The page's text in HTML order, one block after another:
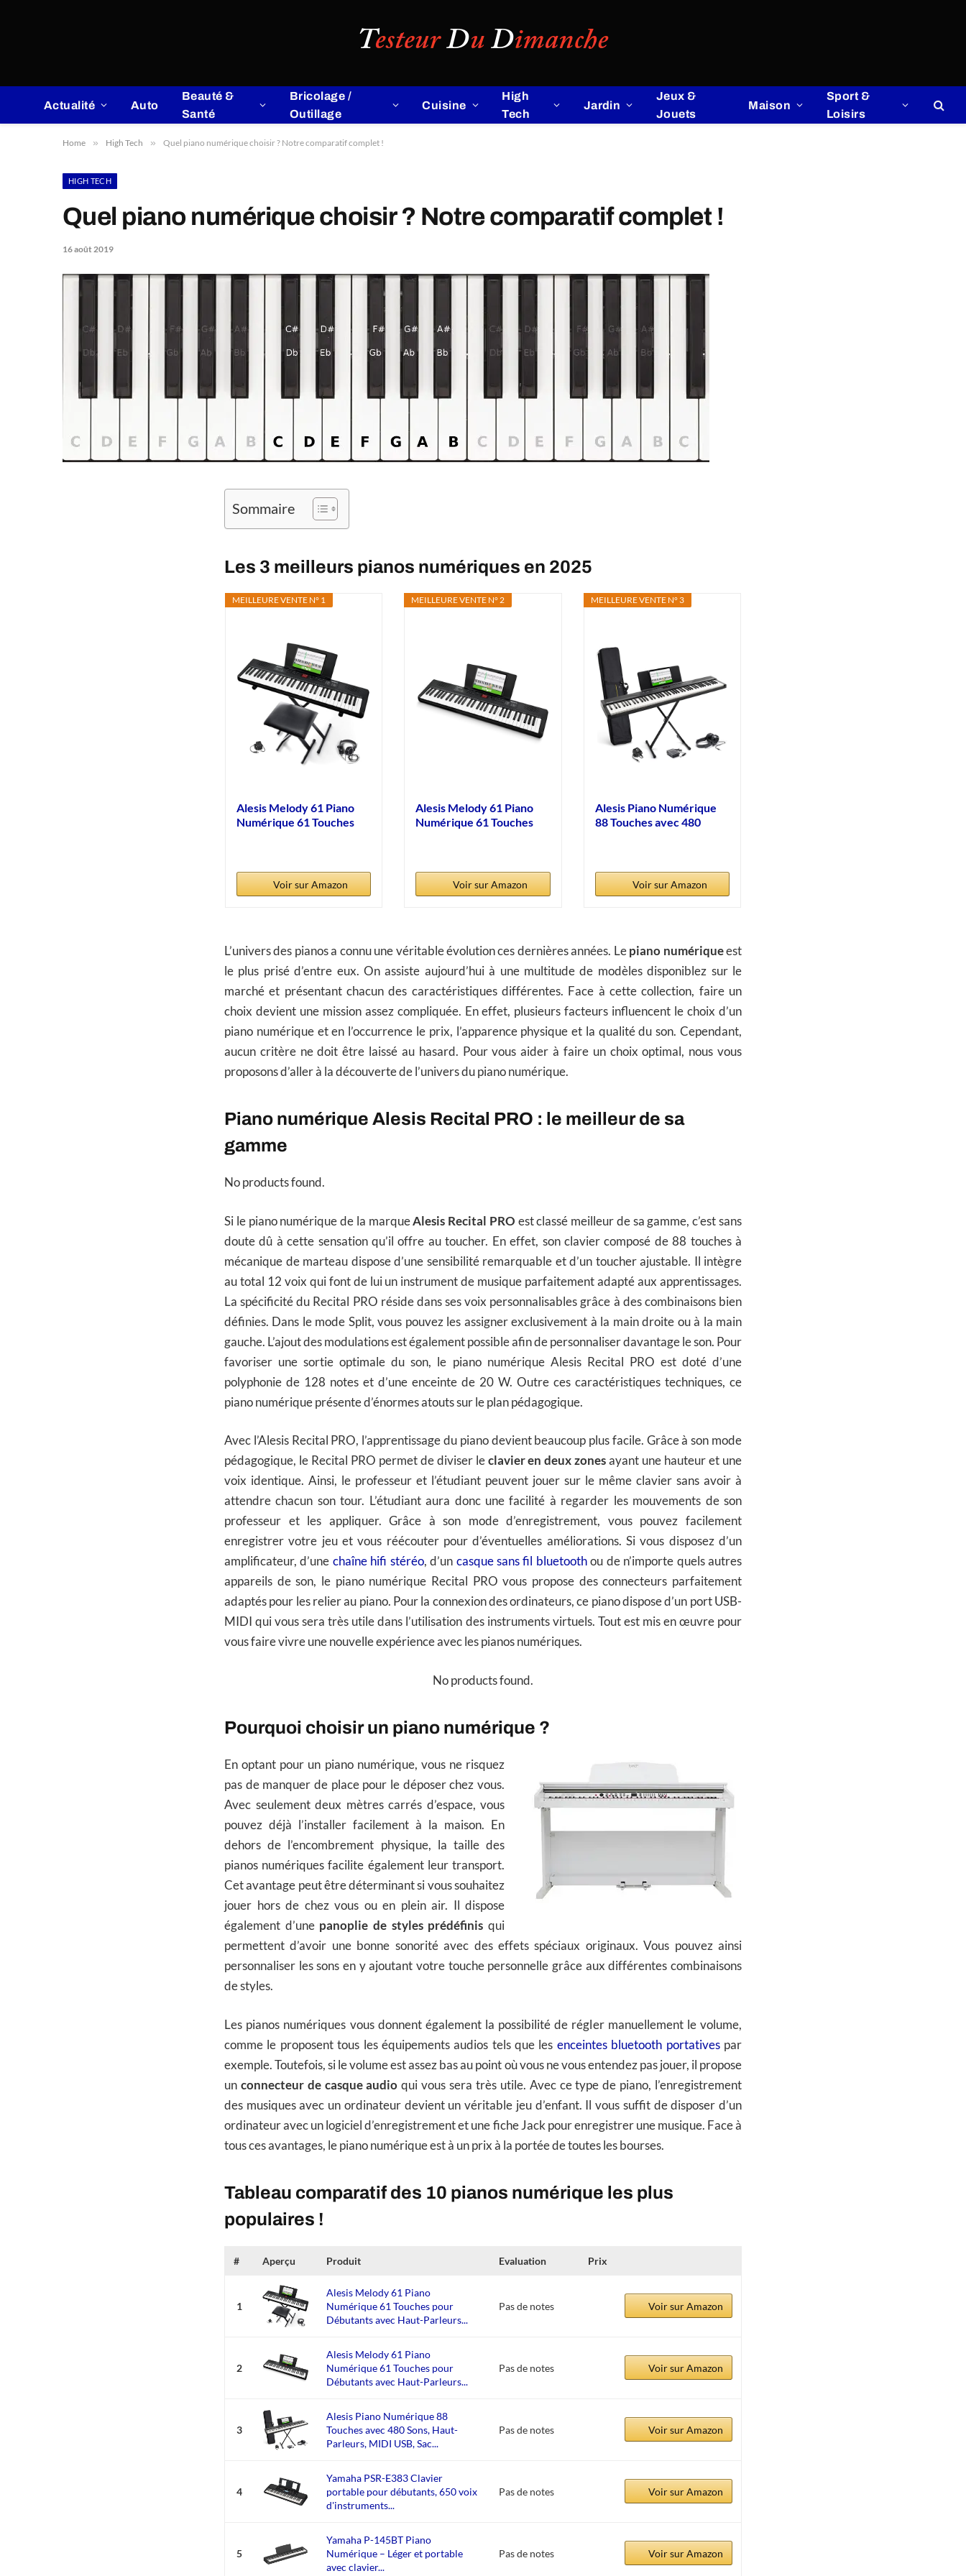
Actualité Auto
Beauté &
Santé
Bricolage /
Outillage
Cuisine
High
Tech
Jardin
Jeux &
Jouets
Maison
Sport &
Loisirs
Home » High Tech » Quel piano numérique choisir ? Notre comparatif complet !
HIGH TECH
Quel piano numérique choisir ? Notre comparatif complet !
16 août 2019
Sommaire
Les 3 meilleurs pianos numériques en 2025
MEILLEURE VENTE N° 1
Alesis Melody 61 Piano
Numérique 61 Touches
Voir sur Amazon
MEILLEURE VENTE N° 2
Alesis Melody 61 Piano
Numérique 61 Touches
Voir sur Amazon
MEILLEURE VENTE N° 3
Alesis Piano Numérique
88 Touches avec 480
Voir sur Amazon
L’univers des pianos a connu une véritable évolution ces dernières années. Le piano numériqueest
le plus prisé d’entre eux. On assiste aujourd’hui à une multitude de modèles disponiblez sur le
marché et présentant chacun des caractéristiques différentes. Face à cette collection, faire un
choix devient une mission assez compliquée. En effet, plusieurs facteurs influencent le choix d’un
piano numérique et en l’occurrence le prix, l’apparence physique et la qualité du son. Cependant,
aucun critère ne doit être laissé au hasard. Pour vous aider à faire un choix optimal, nous vous
proposons d’aller à la découverte de l’univers du piano numérique.
Piano numérique Alesis Recital PRO : le meilleur de sa
gamme
No products found.
Si le piano numérique de la marqueAlesis Recital PRO est classé meilleur de sa gamme, c’est sans
doute dû à cette sensation qu’il offre au toucher. En effet, son clavier composé de 88 touches à
mécanique de marteau dispose d’une sensibilité remarquable et d’un toucher ajustable. Il intègre
au total 12 voix qui font de lui un instrument de musique parfaitement adapté aux apprentissages.
La spécificité du Recital PRO réside dans ses voix personnalisables grâce à des combinaisons bien
définies. Dans le mode Split, vous pouvez les assigner exclusivement à la main droite ou à la main
gauche. L’ajout des modulations est également possible afin de personnaliser davantage le son. Pour
favoriser une sortie optimale du son, le piano numérique Alesis Recital PRO est doté d’une
polyphonie de 128 notes et d’une enceinte de 20 W. Outre ces caractéristiques techniques, ce
piano numérique présente d’énormes atouts sur le plan pédagogique.
Avec l’Alesis Recital PRO, l’apprentissage du piano devient beaucoup plus facile. Grâce à son mode
pédagogique, le Recital PRO permet de diviser le clavier en deux zones ayant une hauteur et une
voix identique. Ainsi, le professeur et l’étudiant peuvent jouer sur le même clavier sans avoir à
attendre chacun son tour. L’étudiant aura donc une facilité à regarder les mouvements de son
professeur et les appliquer. Grâce à son mode d’enregistrement, vous pouvez facilement
enregistrer votre jeu et vous réécouter pour d’éventuelles améliorations. Si vous disposez d’un
amplificateur, d’une chaîne hifi stéréo, d’un casque sans fil bluetoothou de n’importe quels autres
appareils de son, le piano numérique Recital PRO vous propose des connecteurs parfaitement
adaptés pour les relier au piano. Pour la connexion des ordinateurs, ce piano dispose d’un port USB-
MIDI qui vous sera très utile dans l’utilisation des instruments virtuels. Tout est mis en œuvre pour
vous faire vivre une nouvelle expérience avec les pianos numériques.
No products found.
Pourquoi choisir un piano numérique ?
En optant pour un piano numérique, vous ne risquez
pas de manquer de place pour le déposer chez vous.
Avec seulement deux mètres carrés d’espace, vous
pouvez déjà l’installer facilement à la maison. En
dehors de l’encombrement physique, la taille des
pianos numériques facilite également leur transport.
Cet avantage peut être déterminant si vous souhaitez
jouer hors de chez vous ou en plein air. Il dispose
également d’une panoplie de styles prédéfinis qui
permettent d’avoir une bonne sonorité avec des effets spéciaux originaux. Vous pouvez ainsi
personnaliser les sons en y ajoutant votre touche personnelle grâce aux différentes combinaisons
de styles.
Les pianos numériques vous donnent également la possibilité de régler manuellement le volume,
comme le proposent tous les équipements audios tels que les enceintes bluetooth portativespar
exemple. Toutefois, si le volume est assez bas au point où vous ne vous entendez pas jouer, il propose
un connecteur de casque audio qui vous sera très utile. Avec ce type de piano, l’enregistrement
des musiques avec un ordinateur devient un véritable jeu d’enfant. Il vous suffit de disposer d’un
ordinateur avec un logiciel d’enregistrement et une fiche Jack pour enregistrer une musique. Face à
tous ces avantages, le piano numérique est à un prix à la portée de toutes les bourses.
Tableau comparatif des 10 pianos numérique les plus
populaires !
# Aperçu Produit Evaluation Prix
1
Alesis Melody 61 Piano
Numérique 61 Touches pour
Débutants avec Haut-Parleurs...
Pas de notes Voir sur Amazon
2
Alesis Melody 61 Piano
Numérique 61 Touches pour
Débutants avec Haut-Parleurs...
Pas de notes Voir sur Amazon
3
Alesis Piano Numérique 88
Touches avec 480 Sons, Haut-
Parleurs, MIDI USB, Sac...
Pas de notes Voir sur Amazon
4
Yamaha PSR-E383 Clavier
portable pour débutants, 650 voix
d'instruments...
Pas de notes Voir sur Amazon
5
Yamaha P-145BT Piano
Numérique – Léger et portable
avec clavier...
Pas de notes Voir sur Amazon